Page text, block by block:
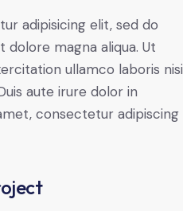
adipisicing elit, sed do
magna aliqua. Ut
ullamco laboris nisi
aute irure dolor in
consectetur adipiscing